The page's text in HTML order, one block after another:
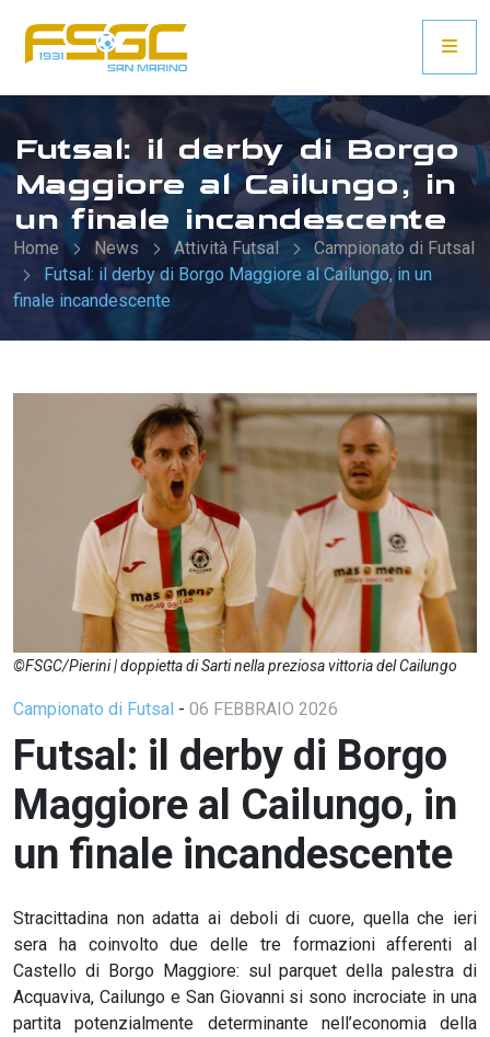
Futsal: il derby di Borgo
Maggiore al Cailungo, in
un finale incandescente
Home News Attività Futsal
Campionato di Futsal
Futsal: il derby di Borgo Maggiore al Cailungo, in un
finale incandescente
©FSGC/Pierini | doppietta di Sarti nella preziosa vittoria del Cailungo
Campionato di Futsal - 06 FEBBRAIO 2026
Futsal: il derby di Borgo
Maggiore al Cailungo, in
un finale incandescente
Stracittadina non adatta ai deboli di cuore, quella che ieri
sera ha coinvolto due delle tre formazioni afferenti al
Castello di Borgo Maggiore: sul parquet della palestra di
Acquaviva, Cailungo e San Giovanni si sono incrociate in una
partita potenzialmente determinante nell’economia della